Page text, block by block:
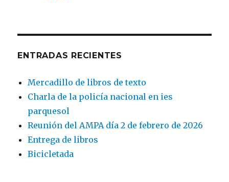
ENTRADAS RECIENTES
Mercadillo de libros de texto
Charla de la policía nacional en ies
parquesol
Reunión del AMPA día 2 de febrero de 2026
Entrega de libros
Bicicletada